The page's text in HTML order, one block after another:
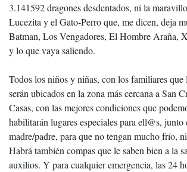
3.141592 dragones desdentados, ni la
Lucezita y el Gato-Perro que, me dicen, deja
Batman, Los Vengadores, El Hombre Araña,
y lo que vaya saliendo.
Todos los niños y niñas, con los familiares que
serán ubicados en la zona más cercana a San
Casas, con las mejores condiciones que
habilitarán lugares especiales para ell@s, junto
madre/padre, para que no tengan mucho frío,
Habrá también compas que le saben bien a la
auxilios. Y para cualquier emergencia, las 24